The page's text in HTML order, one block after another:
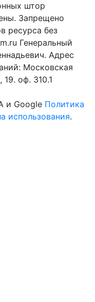
штор
Запрещено
ресурса без
Генеральный
Адрес
Московская
оф. 310.1
и Google Политика
использования.